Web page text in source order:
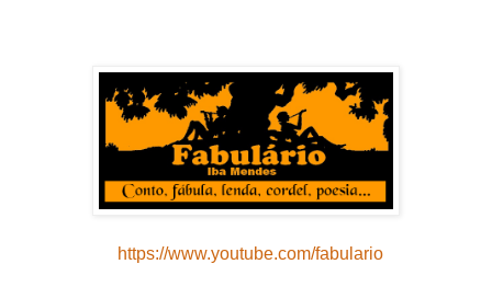
https://www.youtube.com/fabulario